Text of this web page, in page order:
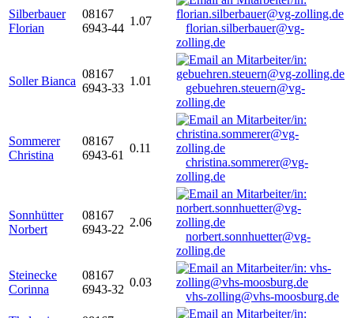
Silberbauer
Florian
08167
6943-44
1.07
florian.silberbauer@vg-
zolling.de
Soller Bianca
08167
6943-33
1.01
gebuehren.steuern@vg-
zolling.de
Sommerer
Christina
08167
6943-61
0.11
christina.sommerer@vg-
zolling.de
Sonnhütter
Norbert
08167
6943-22
2.06
norbert.sonnhuetter@vg-
zolling.de
Steinecke
Corinna
08167
6943-32
0.03
vhs-zolling@vhs-moosburg.de